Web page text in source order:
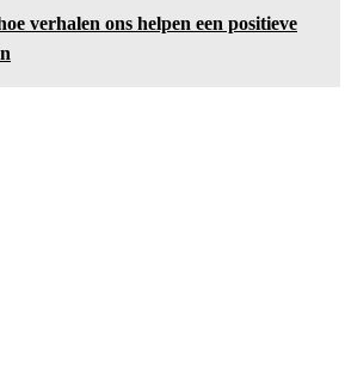
verhalen ons helpen een positieve